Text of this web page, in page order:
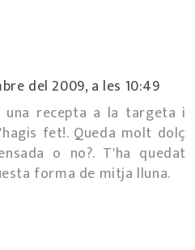
del 2009, a les 10:49
una recepta a la targeta i
fet!. Queda molt dolç
o no?. T'ha quedat
forma de mitja lluna.